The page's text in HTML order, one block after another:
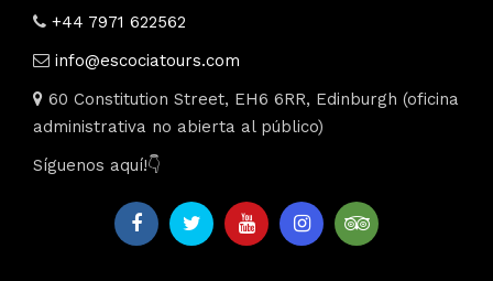
+44 7971 622562
info@escociatours.com
60 Constitution Street, EH6 6RR, Edinburgh (oficina
administrativa no abierta al público)
Síguenos aquí!👇